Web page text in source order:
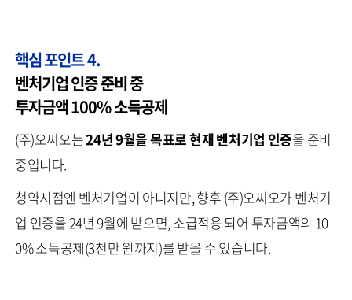
핵심 포인트 4.
벤처기업 인증 준비 중
투자금액 100% 소득공제
(주)오씨오는24년 9월을 목표로 현재 벤처기업 인증을 준비
중입니다.
청약시점엔 벤처기업이 아니지만, 향후 (주)오씨오가 벤처기
업 인증을 24년 9월에 받으면, 소급적용 되어 투자금액의 10
0% 소득공제(3천만 원까지)를 받을 수 있습니다.